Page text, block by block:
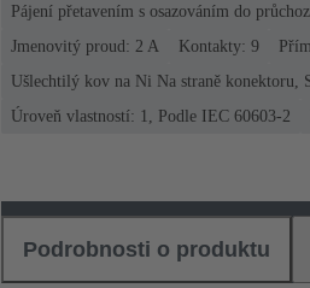
Pájení přetavením s osazováním do
Jmenovitý proud: ‌2 A
Kontakty: 9
Ušlechtilý kov na Ni Na straně konektoru,
Úroveň vlastností: 1, Podle IEC 60603-2
Podrobnosti o produktu